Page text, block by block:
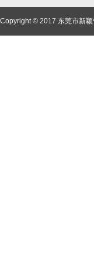
Copyright © 2017 东莞市新